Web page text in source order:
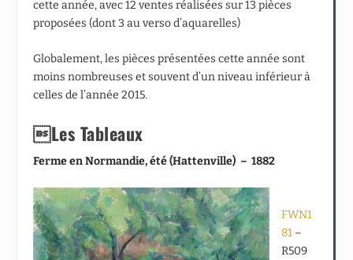
cette année, avec 12 ventes réalisées sur 13 pièces
proposées (dont 3 au verso d’aquarelles)
Globalement, les pièces présentées cette année sont
moins nombreuses et souvent d’un niveau inférieur à
celles de l’année 2015.
Les Tableaux
Ferme en Normandie, été (Hattenville) – 1882
FWN1
81 –
R509